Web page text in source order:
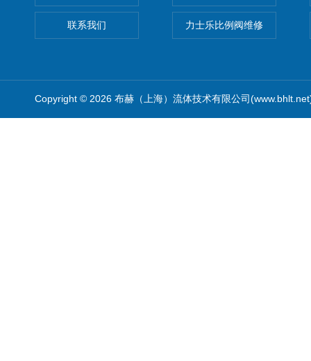
联系我们 力士乐比例阀维修
Copyright © 2026 布赫（上海）流体技术有限公司